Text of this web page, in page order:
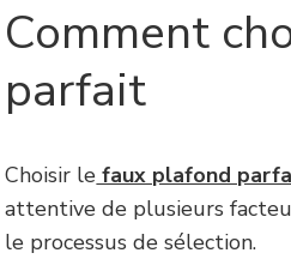
Comment
parfait
Choisir le faux plafond
attentive de plusieurs
le processus de sélection.